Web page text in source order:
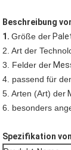
Beschreibung
1. Größe der
2. Art der
3. Felder der
4. passend für
5. Arten (Art) der
6. besonders
Spezifikation